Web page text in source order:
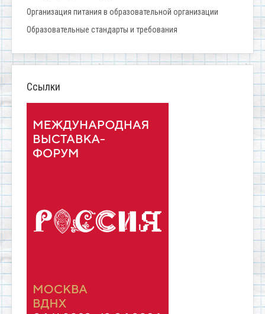
Организация питания в образовательной организации
Образовательные стандарты и требования
Ссылки